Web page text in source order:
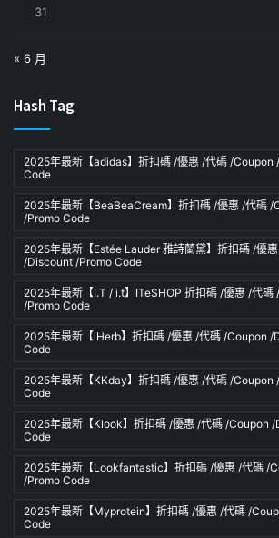
31
« 6 月
Hash Tag
2025年最新【adidas】折扣碼 /優惠 /代碼 /
Code
2025年最新【BeaBeaCream】折扣碼 /優惠 /代碼
/Promo Code
2025年最新【Estée Lauder 雅詩蘭黛】折扣碼 /優
/Discount /Promo Code
2025年最新【I.T / i.t】ITeSHOP 折扣碼 /優惠 /代
/Promo Code
2025年最新【iHerb】折扣碼 /優惠 /代碼 /Coupon
Code
2025年最新【KKday】折扣碼 /優惠 /代碼 /
Code
2025年最新【Klook】折扣碼 /優惠 /代碼 /Coupon
Code
2025年最新【Lookfantastic】折扣碼 /優惠 /代碼 /
/Promo Code
2025年最新【Myprotein】折扣碼 /優惠 /代碼 /
Code